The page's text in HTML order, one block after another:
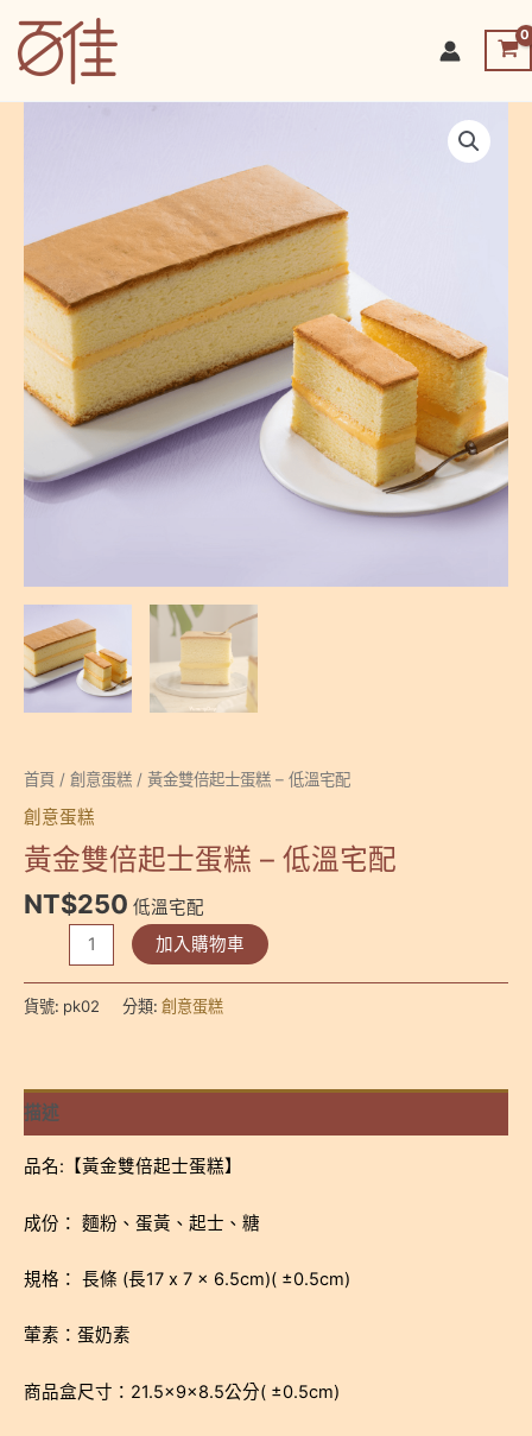
要
首頁 / 創意蛋糕 / 黃金雙倍起士蛋糕 – 低溫宅配
創意蛋糕
黃金雙倍起士蛋糕 – 低溫宅配
NT$250 低溫宅配
雙
蛋
糕
-
溫
配
量
加入購物車
貨號: pk02 分類: 創意蛋糕
描述
品名:【黃金雙倍起士蛋糕】
成份： 麵粉、蛋黃、起士、糖
規格： 長條 (長17 x 7 x 6.5cm)( ±0.5cm)
葷素：蛋奶素
商品盒尺寸：21.5×9×8.5公分( ±0.5cm)